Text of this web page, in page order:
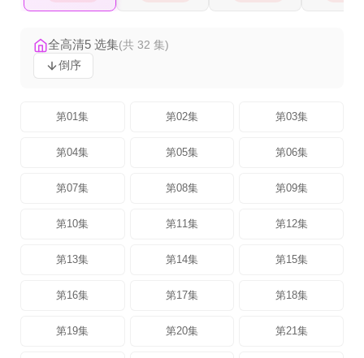
全高清5 选集(共 32 集)
倒序
第01集 第02集 第03集
第04集 第05集 第06集
第07集 第08集 第09集
第10集 第11集 第12集
第13集 第14集 第15集
第16集 第17集 第18集
第19集 第20集 第21集